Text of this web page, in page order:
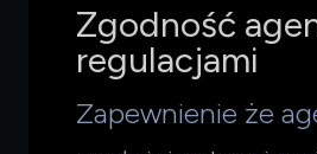
Zgodność
regulacjami
Zapewnienie że